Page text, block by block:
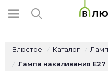
Влюстре / Каталог /
/ Лампа накаливания E27